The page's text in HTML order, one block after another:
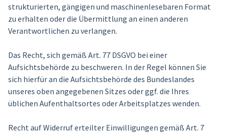
strukturierten, gängigen und maschinenlesebaren Format
zu erhalten oder die Übermittlung an einen anderen
Verantwortlichen zu verlangen.
Das Recht, sich gemäß Art. 77 DSGVO bei einer
Aufsichtsbehörde zu beschweren. In der Regel können Sie
sich hierfür an die Aufsichtsbehörde des Bundeslandes
unseres oben angegebenen Sitzes oder ggf. die Ihres
üblichen Aufenthaltsortes oder Arbeitsplatzes wenden.
Recht auf Widerruf erteilter Einwilligungen gemäß Art. 7